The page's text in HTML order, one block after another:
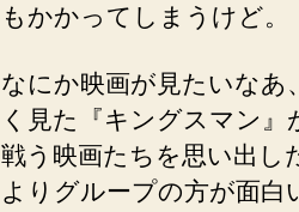
もかかってしまうけど。
なにか映画が見たいなあ
く見た『キングスマン
戦う映画たちを思い出
よりグループの方が面